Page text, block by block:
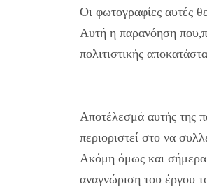
Οι φωτογραφίες αυτές
Αυτή η παρανόηση
πολιτιστικής
Αποτέλεσμά αυτής της
περιοριστεί στο να
Ακόμη όμως και σήμερα
αναγνώριση του έργου